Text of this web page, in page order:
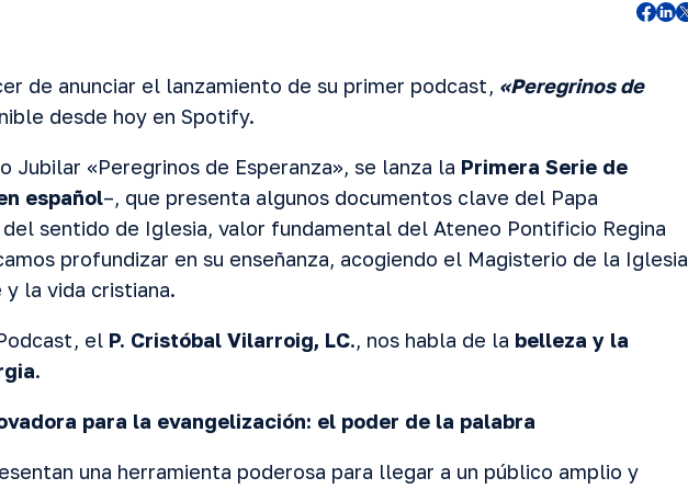
de anunciar el lanzamiento de su primer podcast, «Peregrinos de
desde hoy en Spotify.
Jubilar «Peregrinos de Esperanza», se lanza la Primera Serie de
español–, que presenta algunos documentos clave del Papa
sentido de Iglesia, valor fundamental del Ateneo Pontificio Regina
profundizar en su enseñanza, acogiendo el Magisterio de la Iglesia
la vida cristiana.
el P. Cristóbal Vilarroig, LC., nos habla de la belleza y la
.
para la evangelización: el poder de la palabra
una herramienta poderosa para llegar a un público amplio y